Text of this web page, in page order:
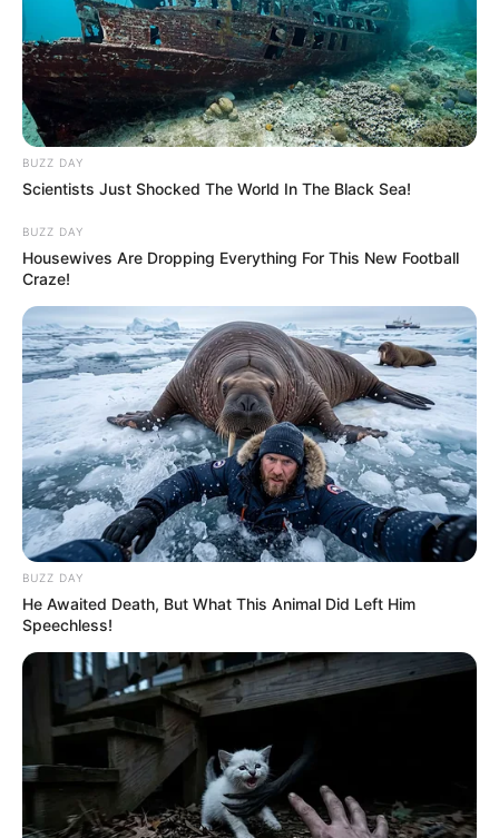
BUZZ DAY
Scientists Just Shocked The World In The Black Sea!
BUZZ DAY
Housewives Are Dropping Everything For This New Football
Craze!
BUZZ DAY
He Awaited Death, But What This Animal Did Left Him
Speechless!